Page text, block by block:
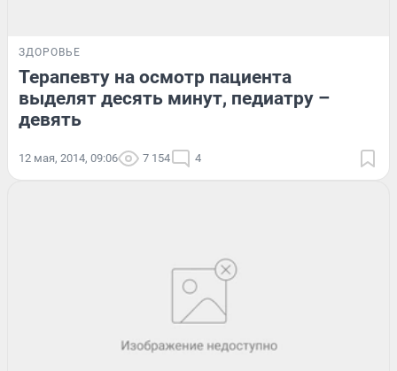
ЗДОРОВЬЕ
Терапевту на осмотр пациента
выделят десять минут, педиатру –
девять
12 мая, 2014, 09:06 7 154 4